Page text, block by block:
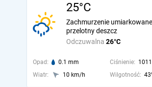
25°C
Odczuwalna 26°C
Zachmurzenie
przelotny deszcz
Opad: 0.1 mm Ciśnienie:
Wiatr:
10 km/h Wilgotność: